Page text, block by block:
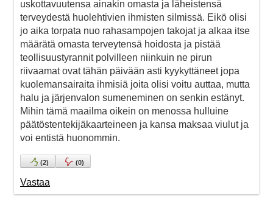
uskottavuutensa ainakin omasta ja läheistensä
terveydestä huolehtivien ihmisten silmissä. Eikö olisi
jo aika torpata nuo rahasampojen takojat ja alkaa itse
määrätä omasta terveytensä hoidosta ja pistää
teollisuustyrannit polvilleen niinkuin ne pirun
riivaamat ovat tähän päivään asti kyykyttäneet jopa
kuolemansairaita ihmisiä joita olisi voitu auttaa, mutta
halu ja järjenvalon sumeneminen on senkin estänyt.
Mihin tämä maailma oikein on menossa hulluine
päätöstentekijäkaarteineen ja kansa maksaa viulut ja
voi entistä huonommin.
(2) (0)
Vastaa